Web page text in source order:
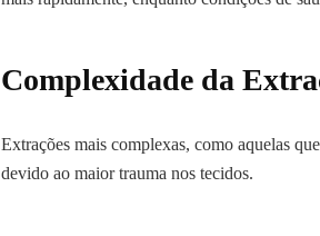
Complexidade da
Extrações mais complexas, como aquelas
devido ao maior trauma nos tecidos.